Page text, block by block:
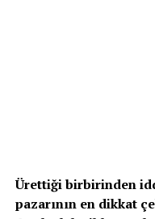
Ürettiği birbirinden
pazarının en dikkat